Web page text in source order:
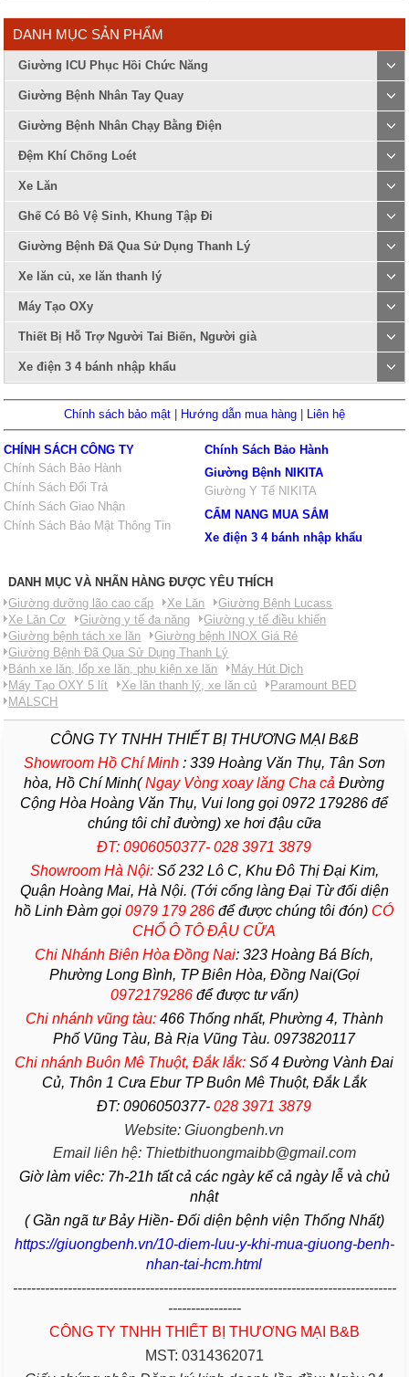
DANH MỤC SẢN PHẨM
Giường ICU Phục Hồi Chức Năng
Giường Bệnh Nhân Tay Quay
Giường Bệnh Nhân Chạy Bằng Điện
Đệm Khí Chống Loét
Xe Lăn
Ghế Có Bô Vệ Sinh, Khung Tập Đi
Giường Bệnh Đã Qua Sử Dụng Thanh Lý
Xe lăn củ, xe lăn thanh lý
Máy Tạo OXy
Thiết Bị Hỗ Trợ Người Tai Biến, Người già
Xe điện 3 4 bánh nhập khẩu
Chính sách bảo mật Hướng dẫn mua hàng Liên hệ
CHÍNH SÁCH CÔNG TY
Chính Sách Bảo Hành
Chính Sách Đổi Trả
Chính Sách Giao Nhận
Chính Sách Bảo Mật Thông Tin
Chính Sách Bảo Hành
Giường Bệnh NIKITA
Giường Y Tế NIKITA
CẨM NANG MUA SẮM
Xe điện 3 4 bánh nhập khẩu
DANH MỤC VÀ NHÃN HÀNG ĐƯỢC YÊU THÍCH
Giường dưỡng lão cao cấp
Xe Lăn
Giường Bệnh Lucass
Xe Lăn Cơ
Giường y tế đa năng
Giường y tế điều khiển
Giường bệnh tách xe lăn
Giường bệnh INOX Giá Rẻ
Giường Bệnh Đã Qua Sử Dụng Thanh Lý
Bánh xe lăn, lốp xe lăn, phụ kiện xe lăn
Máy Hút Dịch
Máy Tạo OXY 5 lít
Xe lăn thanh lý, xe lăn củ
Paramount BED
MALSCH
CÔNG TY TNHH THIẾT BỊ THƯƠNG MẠI B&B
Showroom Hồ Chí Minh:339 Hoàng Văn Thụ, Tân Sơn
hòa, Hồ Chí Minh(Ngay Vòng xoay lăng Cha cả Đường
Cộng Hòa Hoàng Văn Thụ, Vui long gọi 0972 179286 để
chúng tôi chỉ đường) xe hơi đậu cữa
ĐT: 0906050377- 028 3971 3879
Showroom Hà Nội:Số 232 Lô C, Khu Đô Thị Đại Kim,
Quận Hoàng Mai, Hà Nội. (Tới cổng làng Đại Từ đối diện
hồ Linh Đàm gọi0979 179 286 để được chúng tôi đón) CÓ
CHỔ Ô TÔ ĐẬU CỮA
Chi Nhánh Biên Hòa Đồng Nai: 323 Hoàng Bá Bích,
Phường Long Bình, TP Biên Hòa, Đồng Nai(Gọi
0972179286để được tư vấn)
Chi nhánh vũng tàu:466 Thống nhất, Phường4, Thành
Phố Vũng Tàu, Bà Rịa Vũng Tàu. 0973820117
Chi nhánh Buôn Mê Thuột, Đắk lắk:Số 4 Đường Vành Đai
Củ, Thôn 1 Cưa Ebur TP Buôn Mê Thuột, Đắk Lắk
ĐT: 0906050377-028 3971 3879
Website: Giuongbenh.vn
Email liên hệ: Thietbithuongmaibb@gmail.com
Giờ làm viêc: 7h-21h tất cả các ngày kể cả ngày lễ và chủ
nhật
( Gần ngã tư Bảy Hiền- Đối diện bệnh viện Thống Nhất)
https://giuongbenh.vn/10-diem-luu-y-khi-mua-giuong-benh-
nhan-tai-hcm.html
------------------------------------------------------------------------------------
----------------
CÔNG TY TNHH THIẾT BỊ THƯƠNG MẠI B&B
MST: 0314362071